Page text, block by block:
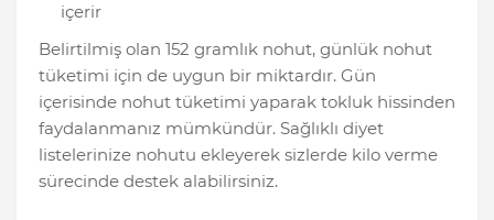
içerir
Belirtilmiş olan 152 gramlık nohut, günlük nohut
tüketimi için de uygun bir miktardır. Gün
içerisinde nohut tüketimi yaparak tokluk hissinden
faydalanmanız mümkündür. Sağlıklı diyet
listelerinize nohutu ekleyerek sizlerde kilo verme
sürecinde destek alabilirsiniz.